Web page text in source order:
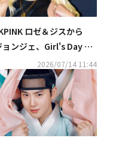
ロゼ＆ジスから
ョンジェ、Girl's Day ヘ
豪華集結！映画「ホー
試写会に出席
2026/07/14 11:44